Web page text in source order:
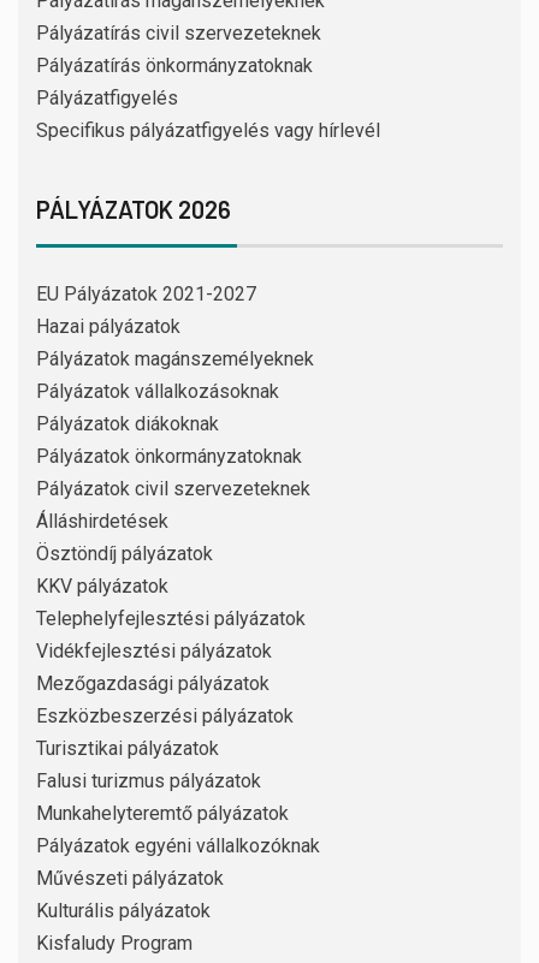
Pályázatírás civil szervezeteknek
Pályázatírás önkormányzatoknak
Pályázatfigyelés
Specifikus pályázatfigyelés vagy hírlevél
PÁLYÁZATOK 2026
EU Pályázatok 2021-2027
Hazai pályázatok
Pályázatok magánszemélyeknek
Pályázatok vállalkozásoknak
Pályázatok diákoknak
Pályázatok önkormányzatoknak
Pályázatok civil szervezeteknek
Álláshirdetések
Ösztöndíj pályázatok
KKV pályázatok
Telephelyfejlesztési pályázatok
Vidékfejlesztési pályázatok
Mezőgazdasági pályázatok
Eszközbeszerzési pályázatok
Turisztikai pályázatok
Falusi turizmus pályázatok
Munkahelyteremtő pályázatok
Pályázatok egyéni vállalkozóknak
Művészeti pályázatok
Kulturális pályázatok
Kisfaludy Program